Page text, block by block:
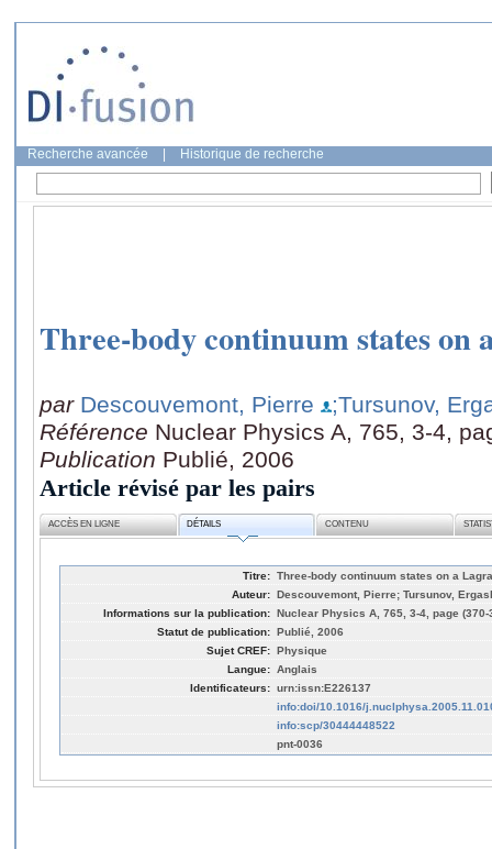
Recherche avancée Historique de recherche
Three-body continuum states on
par Descouvemont, Pierre
;Tursunov,
Référence Nuclear Physics A, 765, 3-4,
Publication Publié, 2006
Article révisé par les pairs
ACCÈS EN LIGNE DÉTAILS CONTENU
Titre: Three-body continuum states on a
Auteur: Descouvemont, Pierre; Tursunov,
Informations sur la publication: Nuclear Physics A, 765, 3-4, page (370-
Statut de publication: Publié, 2006
Sujet CREF: Physique
Langue: Anglais
Identificateurs: urn:issn:E226137
info:doi/10.1016/
info:scp/30444448522
pnt-0036